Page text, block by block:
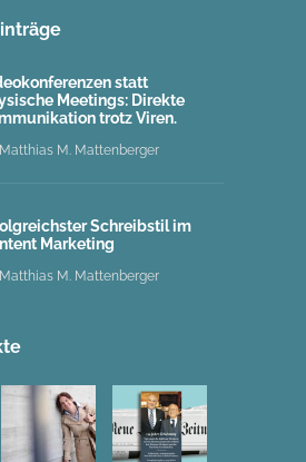
statt
Meetings: Direkte
trotz Viren.
Matthias M. Mattenberger
Schreibstil im
Marketing
Matthias M. Mattenberger